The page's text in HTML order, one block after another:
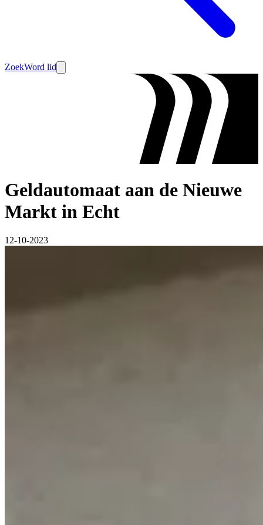
ZoekWord lid
Geldautomaat aan de Nieuwe
Markt in Echt
12-10-2023